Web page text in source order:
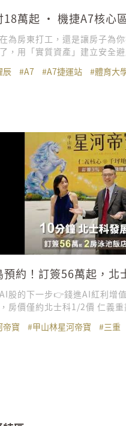
18萬起 ‧ 機捷A7核心
園2-3房
為房東打工，還是讓房子為
，用「實質資產」建立安全
好幾年！ 捷運A7核心區，北
辰 #A7 #A7捷運站 #體育大
預約！訂簽56萬起，北
花園2~3房
股的下一步👉錢進AI紅利增
房價僅約北士科1/2價 仁義
聯旗艦店，近享河濱公園 🏆
義重劃，你要跟輝達站在同樣
次！搶先預約中！ 現在預約賞
366--838 甲山林房地產理財中心：台北
帝寶 #甲山林星河帝寶 #三重